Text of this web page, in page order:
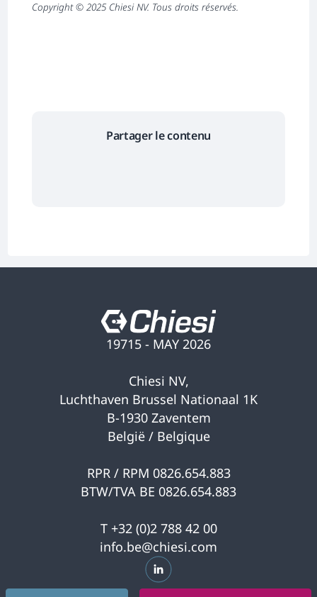
Copyright © 2025 Chiesi NV. Tous droits réservés.
Partager le contenu
19715 - MAY 2026
Chiesi NV,
Luchthaven Brussel Nationaal 1K
B-1930 Zaventem
België / Belgique
RPR / RPM 0826.654.883
BTW/TVA BE 0826.654.883
T +32 (0)2 788 42 00
info.be@chiesi.com
s’ouvre dans un nouvel onglet